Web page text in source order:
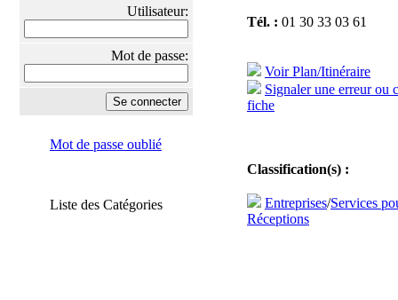
Utilisateur:
Mot de passe:
Mot de passe oublié
Liste des Catégories
Tél. : 01 30 33 03 61
Voir Plan/Itinéraire
Signaler une erreur ou
fiche
Classification(s) :
Entreprises/Services
Réceptions